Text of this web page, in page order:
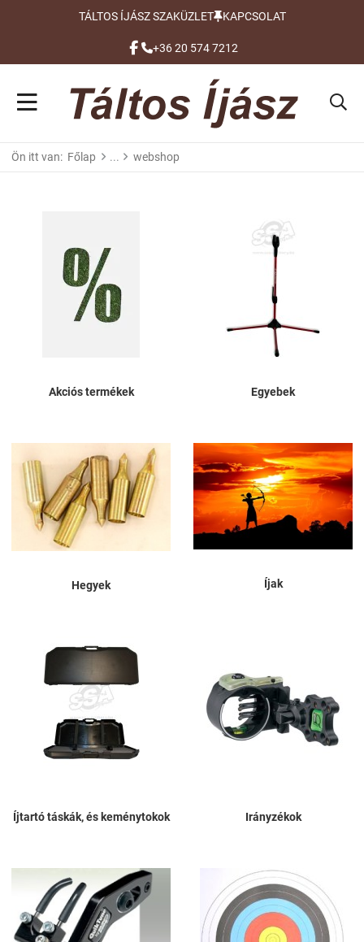
TÁLTOS ÍJÁSZ SZAKÜZLET KAPCSOLAT
FACEBOOK
+36 20 574 7212
Ön itt van: Főlap webshop
Akciós termékek Egyebek
Hegyek Íjak
Íjtartó táskák, és keménytokok Irányzékok